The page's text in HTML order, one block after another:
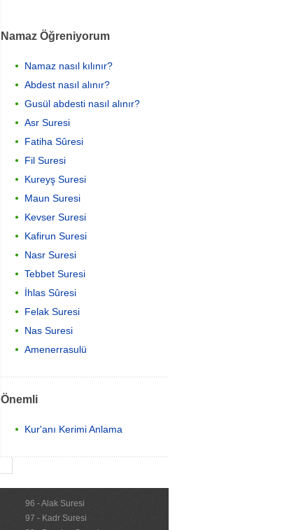
Namaz Öğreniyorum
Namaz nasıl kılınır?
Abdest nasıl alınır?
Gusül abdesti nasıl alınır?
Asr Suresi
Fatiha Sûresi
Fil Suresi
Kureyş Suresi
Maun Suresi
Kevser Suresi
Kafirun Suresi
Nasr Suresi
Tebbet Suresi
İhlas Sûresi
Felak Suresi
Nas Suresi
Amenerrasulü
Önemli
Kur'anı Kerimi Anlama
96 - Alak Suresi
97 - Kadr Suresi